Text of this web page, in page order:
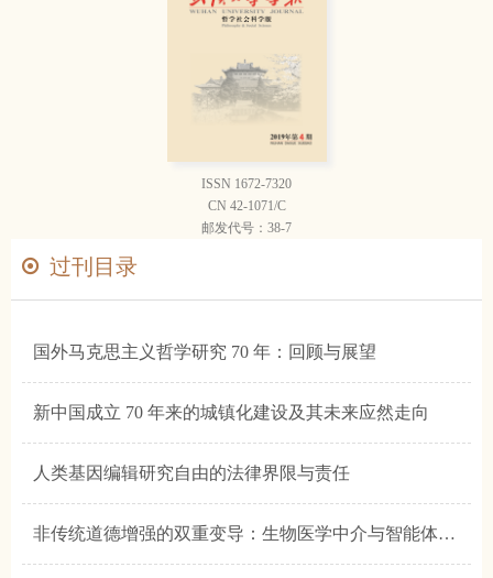
ISSN 1672-7320
CN 42-1071/C
邮发代号：38-7
过刊目录
国外马克思主义哲学研究 70 年：回顾与展望
新中国成立 70 年来的城镇化建设及其未来应然走向
人类基因编辑研究自由的法律界限与责任
非传统道德增强的双重变导：生物医学中介与智能体引擎